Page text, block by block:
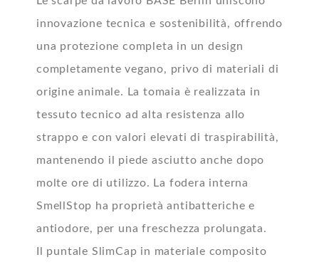
innovazione tecnica e sostenibilità, offrendo
una protezione completa in un design
completamente vegano, privo di materiali di
origine animale. La tomaia è realizzata in
tessuto tecnico ad alta resistenza allo
strappo e con valori elevati di traspirabilità,
mantenendo il piede asciutto anche dopo
molte ore di utilizzo. La fodera interna
SmellStop ha proprietà antibatteriche e
antiodore, per una freschezza prolungata.
Il puntale SlimCap in materiale composito